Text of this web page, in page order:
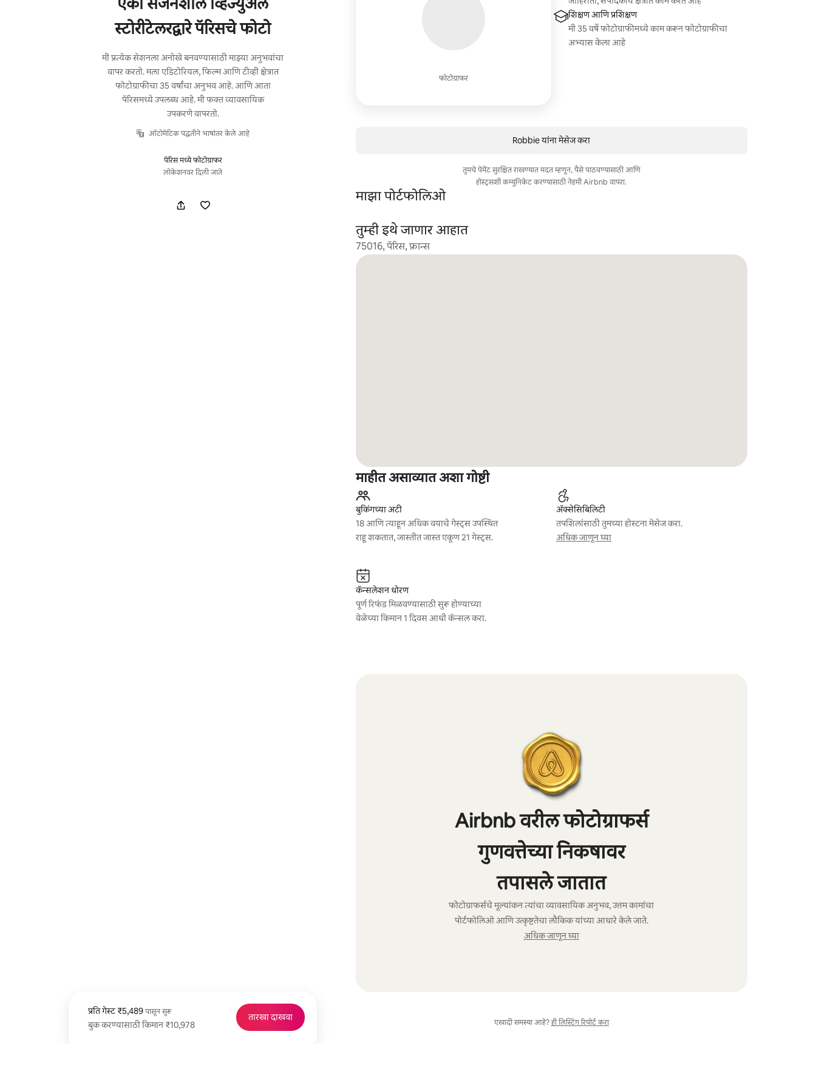
स्टोरीटेलरद्वारे पॅरिसचे फोटो
मी प्रत्येक सेशनला अनोखे बनवण्यासाठी माझ्या अनुभवांचा
वापर करतो. मला एडिटोरियल, फिल्म आणि टीव्ही क्षेत्रात
फोटोग्राफीचा 35 वर्षांचा अनुभव आहे. आणि आता
पॅरिसमध्ये उपलब्ध आहे. मी फक्त व्यावसायिक
उपकरणे वापरतो.
ऑटोमॅटिक पद्धतीने भाषांतर केले आहे
पॅरिस मध्ये फोटोग्राफर
लोकेशनवर दिली जाते
प्रति गेस्ट ₹5,489 पासून सुरू
प्रति गेस्ट ₹5,489 पासून
बुक करण्यासाठी किमान ₹10,978
तारखा दाखवा
फोटोग्राफर
शिक्षण आणि प्रशिक्षण
मी 35 वर्षे फोटोग्राफीमध्ये काम करून फोटोग्राफीचा
अभ्यास केला आहे
Robbie यांना मेसेज करा
तुमचे पेमेंट सुरक्षित राखण्यात मदत म्हणून, पैसे पाठवण्यासाठी आणि
होस्ट्सशी कम्युनिकेट करण्यासाठी नेहमी Airbnb वापरा.
माझा पोर्टफोलिओ
तुम्ही इथे जाणार आहात
75016, पॅरिस, फ्रान्स
माहीत असाव्यात अशा गोष्टी
बुकिंगच्या अटी
18 आणि त्याहून अधिक वयाचे गेस्ट्स उपस्थित
राहू शकतात, जास्तीत जास्त एकूण 21 गेस्ट्स.
ॲक्सेसिबिलिटी
तपशिलांसाठी तुमच्या होस्टना मेसेज करा.
अधिक जाणून घ्या
कॅन्सलेशन धोरण
पूर्ण रिफंड मिळवण्यासाठी सुरू होण्याच्या
वेळेच्या किमान 1 दिवस आधी कॅन्सल करा.
Airbnb वरील फोटोग्राफर्स
गुणवत्तेच्या निकषावर
तपासले जातात
फोटोग्राफर्सचे मूल्यांकन त्यांचा व्यावसायिक अनुभव, उत्तम कामांचा
पोर्टफोलिओ आणि उत्कृष्टतेचा लौकिक यांच्या आधारे केले जाते.
अधिक जाणून घ्या
एखादी समस्या आहे? ही लिस्टिंग रिपोर्ट करा